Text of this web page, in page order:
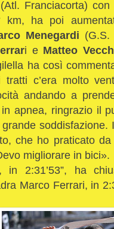
Franciacorta) con
km, ha poi
Menegardi
i e Matteo
ha così
c’era molto
andando a
apnea, ringrazio il
grande
che ho praticato
migliorare in bici».
in 2:31’53”, ha
Marco Ferrari, in